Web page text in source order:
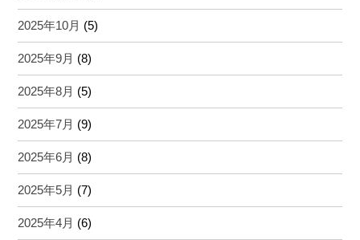
2025年10月 (5)
2025年9月 (8)
2025年8月 (5)
2025年7月 (9)
2025年6月 (8)
2025年5月 (7)
2025年4月 (6)